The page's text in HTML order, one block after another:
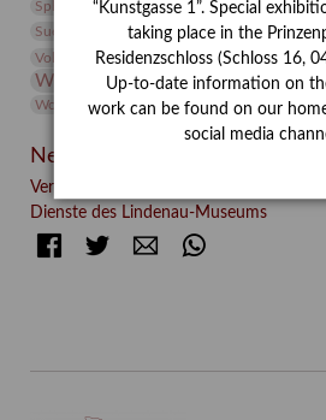
Sphinx
studio Studio Bildende
Suermondt-Ludwig-Museum
Volontariat
Walter Rheiner Weihnachten
Werkbetrachtung Winter
Wolf und Hund
Zirkuswoche
Neueste Beiträge
Verschenkt, verkauft, vergessen? –
Dienste des Lindenau-Museums
FacebookTwitter E-mail
“Kunstgasse 1”. Special
taking place in the
Residenzschloss (Schloss 16,
Up-to-date information on
work can be found on our
social media